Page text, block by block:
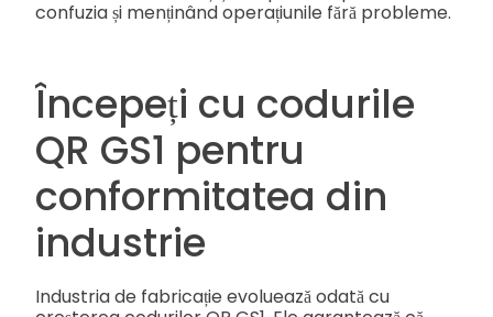
confuzia și menținând operațiunile fără probleme.
Începeți cu codurile
QR GS1 pentru
conformitatea din
industrie
Industria de fabricație evoluează odată cu